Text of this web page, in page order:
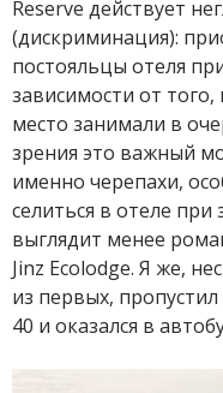
Reserve действует
(дискриминация):
постояльцы отеля
зависимости от
место занимали в
зрения это важный
именно черепахи,
селиться в отеле при
выглядит менее
Jinz Ecolodge. Я же,
из первых,
40 и оказался в